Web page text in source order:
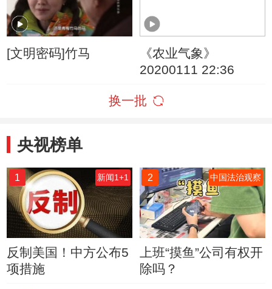
[文明密码]竹马
《农业气象》
20200111 22:36
换一批
央视榜单
1 新闻1+1
反制美国！中方公布5
项措施
2 中国法治观察
上班“摸鱼”公司有权开
除吗？